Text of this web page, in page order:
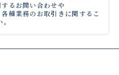
るお問い合わせや
各種業務のお取引きに関するこ